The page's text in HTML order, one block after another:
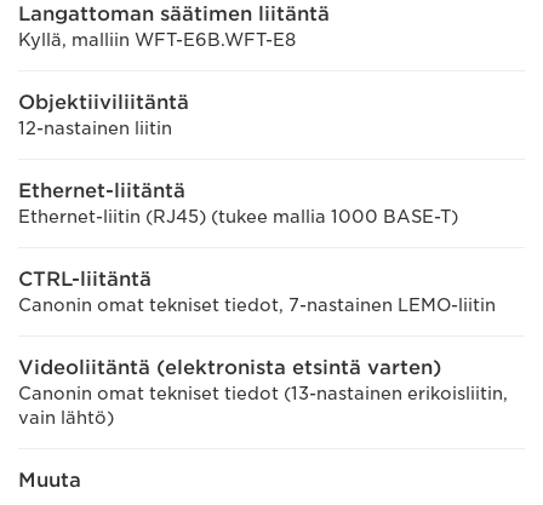
Langattoman säätimen liitäntä
Kyllä, malliin WFT-E6B.WFT-E8
Objektiiviliitäntä
12-nastainen liitin
Ethernet-liitäntä
Ethernet-liitin (RJ45) (tukee mallia 1000 BASE-T)
CTRL-liitäntä
Canonin omat tekniset tiedot, 7-nastainen LEMO-liitin
Videoliitäntä (elektronista etsintä varten)
Canonin omat tekniset tiedot (13-nastainen erikoisliitin,
vain lähtö)
Muuta